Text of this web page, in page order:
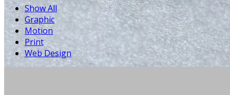
Show All
Graphic
Motion
Print
Web Design